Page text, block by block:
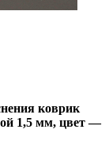
коврик
1,5 мм, цвет —